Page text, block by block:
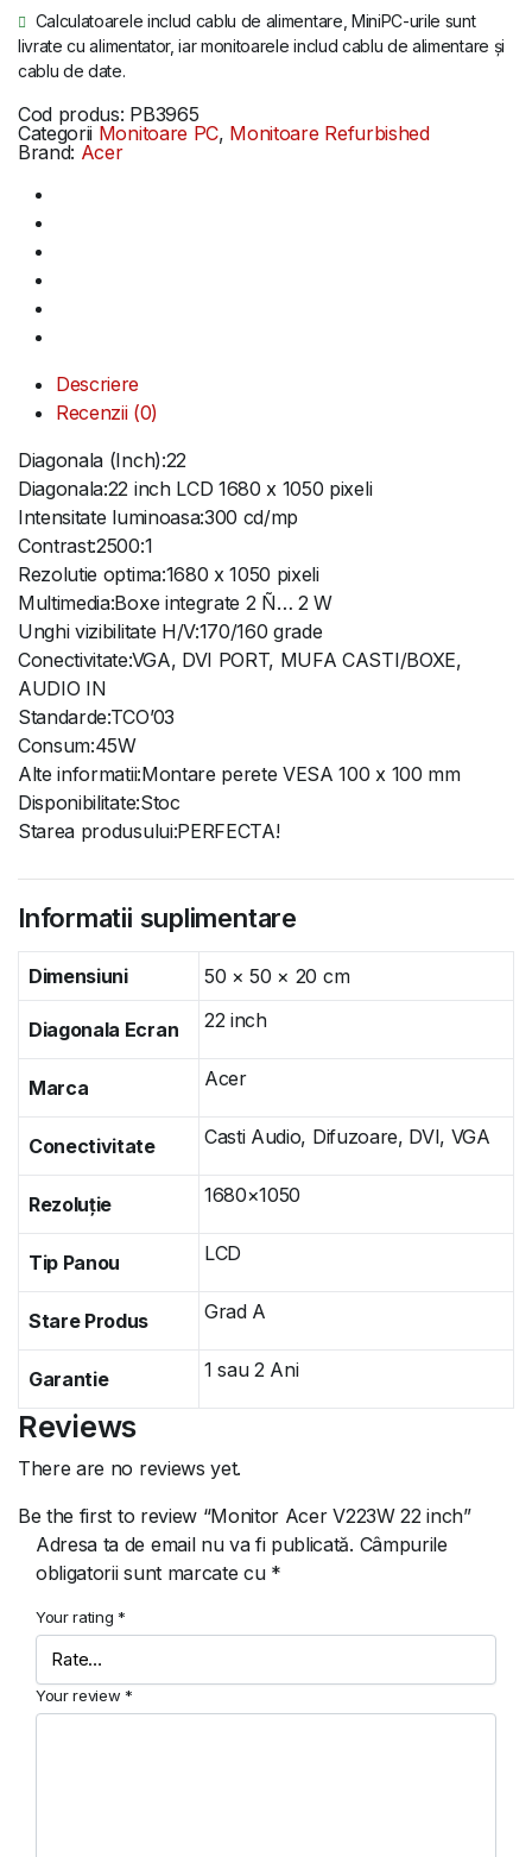
Calculatoarele includ cablu de alimentare, MiniPC-urile sunt
livrate cu alimentator, iar monitoarele includ cablu de alimentare și
cablu de date.
Cod produs: PB3965
Categorii Monitoare PC, Monitoare Refurbished
Brand: Acer
Descriere
Recenzii (0)
Diagonala (Inch):22
Diagonala:22 inch LCD 1680 x 1050 pixeli
Intensitate luminoasa:300 cd/mp
Contrast:2500:1
Rezolutie optima:1680 x 1050 pixeli
Multimedia:Boxe integrate 2 Ñ… 2 W
Unghi vizibilitate H/V:170/160 grade
Conectivitate:VGA, DVI PORT, MUFA CASTI/BOXE,
AUDIO IN
Standarde:TCO’03
Consum:45W
Alte informatii:Montare perete VESA 100 x 100 mm
Disponibilitate:Stoc
Starea produsului:PERFECTA!
Informatii suplimentare
Dimensiuni 50 × 50 × 20 cm
Diagonala Ecran 22 inch
Marca Acer
Conectivitate Casti Audio, Difuzoare, DVI, VGA
Rezoluție 1680×1050
Tip Panou LCD
Stare Produs Grad A
Garantie 1 sau 2 Ani
Reviews
There are no reviews yet.
Be the first to review “Monitor Acer V223W 22 inch”
Adresa ta de email nu va fi publicată. Câmpurile
obligatorii sunt marcate cu *
Your rating *
Your review *